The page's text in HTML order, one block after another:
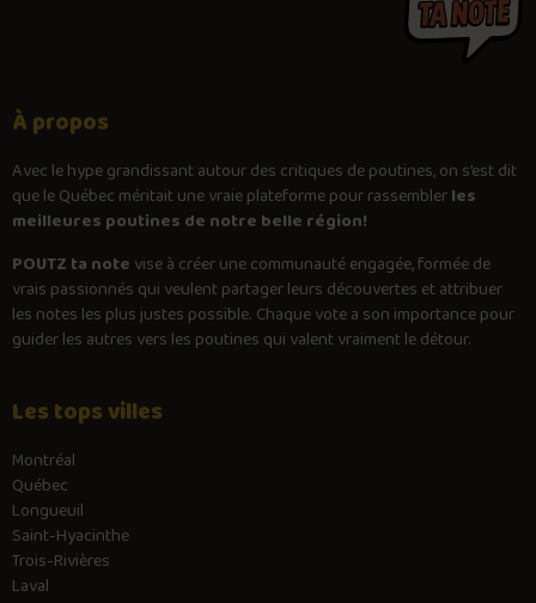
À propos
Avec lehypegrandissant autour des critiques de poutines, on s’est dit
que le Québec méritait une vraie plateforme pour rassemblerles
meilleures poutines de notre belle région!
POUTZ ta note vise à créer une communauté engagée, formée de
vrais passionnés qui veulent partager leurs découvertes et attribuer
les notes les plus justes possible. Chaque vote a son importance pour
guider les autres vers les poutines qui valent vraiment le détour.
Les tops villes
Montréal
Québec
Longueuil
Saint-Hyacinthe
Trois-Rivières
Laval